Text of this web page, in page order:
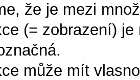
že je mezi
(= zobrazení)
může mít